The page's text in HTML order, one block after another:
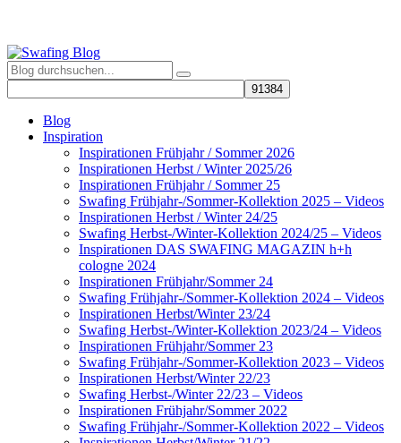
Blog
Inspiration
Inspirationen Frühjahr / Sommer 2026
Inspirationen Herbst / Winter 2025/26
Inspirationen Frühjahr / Sommer 25
Swafing Frühjahr-/Sommer-Kollektion 2025 – Videos
Inspirationen Herbst / Winter 24/25
Swafing Herbst-/Winter-Kollektion 2024/25 – Videos
Inspirationen DAS SWAFING MAGAZIN h+h
cologne 2024
Inspirationen Frühjahr/Sommer 24
Swafing Frühjahr-/Sommer-Kollektion 2024 – Videos
Inspirationen Herbst/Winter 23/24
Swafing Herbst-/Winter-Kollektion 2023/24 – Videos
Inspirationen Frühjahr/Sommer 23
Swafing Frühjahr-/Sommer-Kollektion 2023 – Videos
Inspirationen Herbst/Winter 22/23
Swafing Herbst-/Winter 22/23 – Videos
Inspirationen Frühjahr/Sommer 2022
Swafing Frühjahr-/Sommer-Kollektion 2022 – Videos